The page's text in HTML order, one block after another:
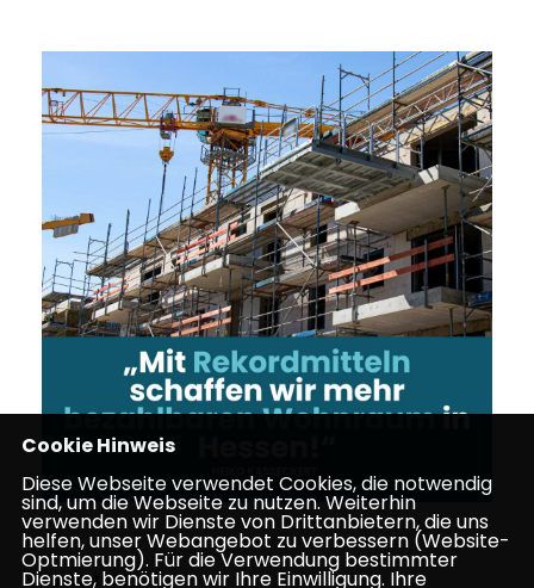
26.02.2025
Cookie Hinweis
Diese Webseite verwendet Cookies, die notwendig
sind, um die Webseite zu nutzen. Weiterhin
verwenden wir Dienste von Drittanbietern, die uns
helfen, unser Webangebot zu verbessern (Website-
Optmierung). Für die Verwendung bestimmter
Dienste, benötigen wir Ihre Einwilligung. Ihre